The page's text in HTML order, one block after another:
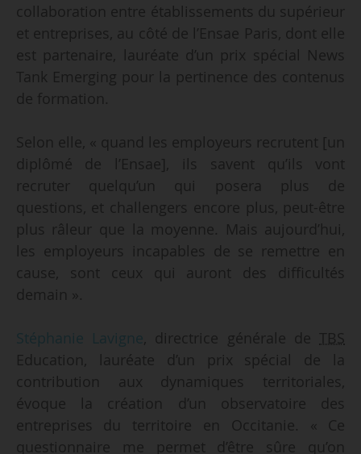
collaboration entre établissements du supérieur
et entreprises, au côté de l’Ensae Paris, dont elle
est partenaire, lauréate d’un prix spécial News
Tank Emerging pour la pertinence des contenus
de formation.
Selon elle, « quand les employeurs recrutent [un
diplômé de l’Ensae], ils savent qu’ils vont
recruter quelqu’un qui posera plus de
questions, et challengers encore plus, peut-être
plus râleur que la moyenne. Mais aujourd’hui,
les employeurs incapables de se remettre en
cause, sont ceux qui auront des difficultés
demain ».
Stéphanie Lavigne, directrice générale de TBS
Education, lauréate d’un prix spécial de la
contribution aux dynamiques territoriales,
évoque la création d’un observatoire des
entreprises du territoire en Occitanie. « Ce
questionnaire me permet d’être sûre qu’on